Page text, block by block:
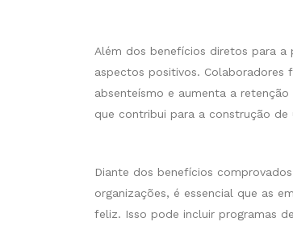
Além dos benefícios diretos para
aspectos positivos.
absenteísmo e aumenta a
que contribui para a construção
Diante dos benefícios
organizações, é essencial que as
feliz. Isso pode incluir programas